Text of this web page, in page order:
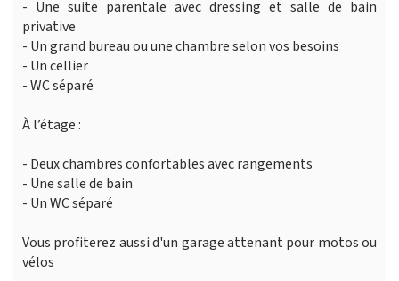
- Une suite parentale avec dressing et salle de bain
privative
- Un grand bureau ou une chambre selon vos besoins
- Un cellier
- WC séparé
À l’étage :
- Deux chambres confortables avec rangements
- Une salle de bain
- Un WC séparé
Vous profiterez aussi d'un garage attenant pour motos ou
vélos